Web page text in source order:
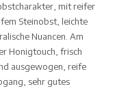
mit reifer
Steinobst, leichte
Nuancen. Am
Honigtouch, frisch
ausgewogen, reife
sehr gutes